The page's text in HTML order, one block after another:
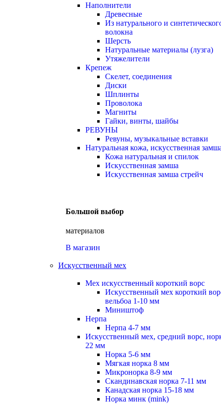
Наполнители
Древесные
Из натурального и
волокна
Шерсть
Натуральные материалы (лузга)
Утяжелители
Крепеж
Скелет, соединения
Диски
Шплинты
Проволока
Магниты
Гайки, винты, шайбы
РЕВУНЫ
Ревуны, музыкальные вставки
Натуральная кожа, искусственная
Кожа натуральная и спилок
Искусственная замша
Искусственная замша стрейч
Большой выбор
материалов
В магазин
Искусственный мех
Мех искусственный короткий ворс
Искусственный мех короткий
вельбоа 1-10 мм
Миништоф
Нерпа
Нерпа 4-7 мм
Искусственный мех, средний ворс,
22 мм
Норка 5-6 мм
Мягкая норка 8 мм
Микронорка 8-9 мм
Скандинавская норка 7-11 мм
Канадская норка 15-18 мм
Норка минк (mink)